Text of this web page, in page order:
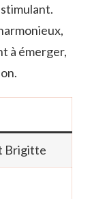
à émerger,
Brigitte